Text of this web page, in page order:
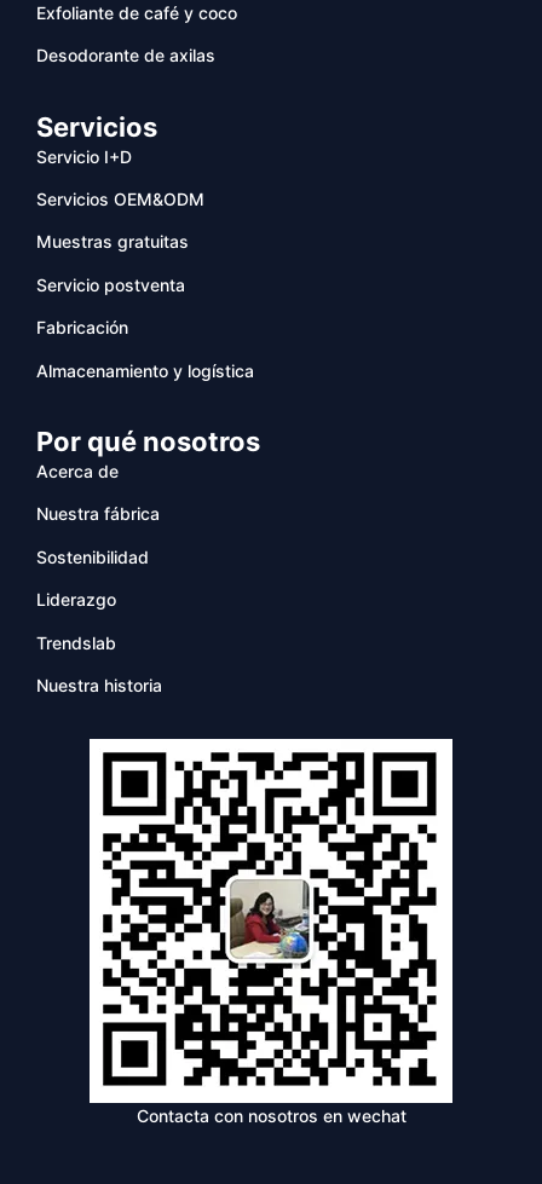
Exfoliante de café y coco
Desodorante de axilas
Servicios
Servicio I+D
Servicios OEM&ODM
Muestras gratuitas
Servicio postventa
Fabricación
Almacenamiento y logística
Por qué nosotros
Acerca de
Nuestra fábrica
Sostenibilidad
Liderazgo
Trendslab
Nuestra historia
Contacta con nosotros en wechat